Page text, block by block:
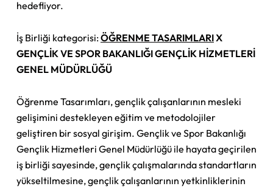
hedefliyor.
İş Birliği kategorisi:ÖĞRENME TASARIMLARIX
GENÇLİK VE SPOR BAKANLIĞI GENÇLİK HİZMETLERİ
GENEL MÜDÜRLÜĞÜ
Öğrenme Tasarımları, gençlik çalışanlarının mesleki
gelişimini destekleyen eğitim ve metodolojiler
geliştiren bir sosyal girişim. Gençlik ve Spor Bakanlığı
Gençlik Hizmetleri Genel Müdürlüğü ile hayata geçirilen
iş birliği sayesinde, gençlik çalışmalarında standartların
yükseltilmesine, gençlik çalışanlarının yetkinliklerinin